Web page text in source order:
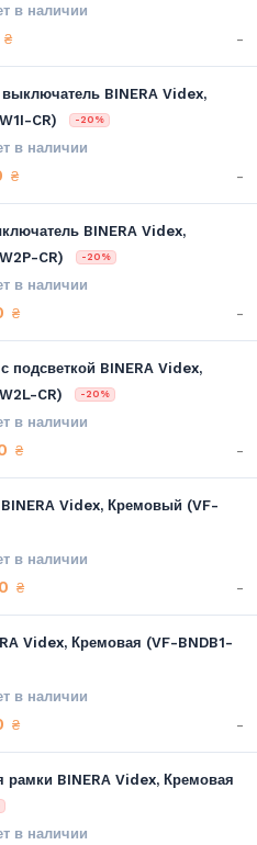
в наличии
₴ -
BINERA Videx,
CR)
-20%
в наличии
₴ -
BINERA Videx,
CR)
-20%
в наличии
₴ -
подсветкой BINERA Videx,
CR)
-20%
в наличии
₴ -
Videx, Кремовый (VF-
в наличии
₴ -
Videx, Кремовая (VF-BNDB1-
в наличии
₴ -
рамки BINERA Videx, Кремовая
в наличии